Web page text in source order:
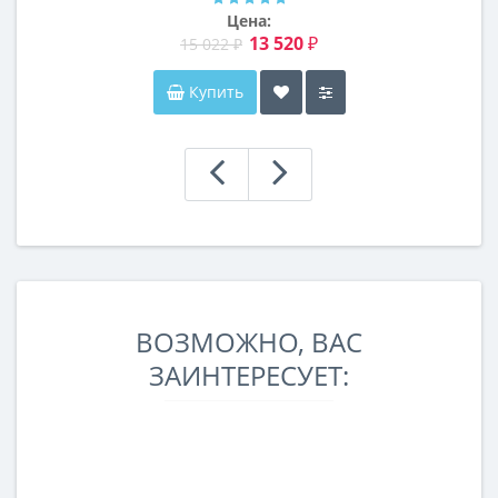
Цена:
15 022 ₽ 13 520 ₽
Купить
ВОЗМОЖНО, ВАС
ЗАИНТЕРЕСУЕТ: